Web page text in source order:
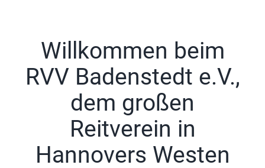
Willkommen beim
RVV Badenstedt e.V.,
dem großen
Reitverein in
Hannovers Westen